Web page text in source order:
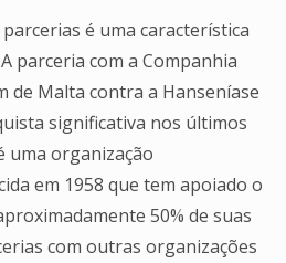
é uma característica
parceria com a Companhia
de Malta contra a Hanseníase
significativa nos últimos
uma organização
em 1958 que tem apoiado o
50% de suas
com outras organizações